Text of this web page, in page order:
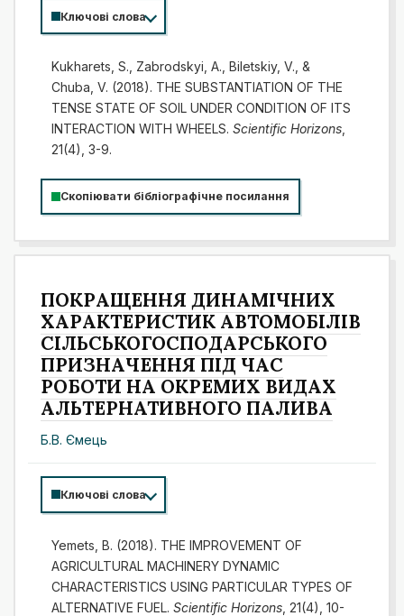
Ключові слова
Kukharets, S., Zabrodskyi, A., Biletskiy, V., &
Chuba, V. (2018). THE SUBSTANTIATION OF THE
TENSE STATE OF SOIL UNDER CONDITION OF ITS
INTERACTION WITH WHEELS. Scientific Horizons,
21(4), 3-9.
Скопіювати бібліографічне посилання
ПОКРАЩЕННЯ ДИНАМІЧНИХ
ХАРАКТЕРИСТИК АВТОМОБІЛІВ
СІЛЬСЬКОГОСПОДАРСЬКОГО
ПРИЗНАЧЕННЯ ПІД ЧАС
РОБОТИ НА ОКРЕМИХ ВИДАХ
АЛЬТЕРНАТИВНОГО ПАЛИВА
Б.В. Ємець
Ключові слова
Yemets, B. (2018). THE IMPROVEMENT OF
AGRICULTURAL MACHINERY DYNAMIC
CHARACTERISTICS USING PARTICULAR TYPES OF
ALTERNATIVE FUEL. Scientific Horizons, 21(4), 10-